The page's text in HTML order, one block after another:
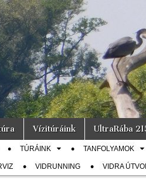
Vízitúráink UltraRába
TÚRÁINK TANFOLYAMOK
VIDRUNNING VIDRA